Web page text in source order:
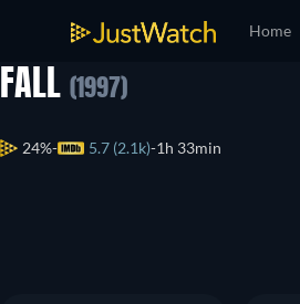
Home
FALL (1997)
24% 5.7 (2.1k) 1h 33min